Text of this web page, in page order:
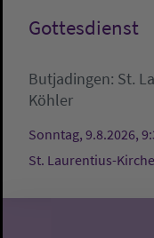
Gottesdienst
Butjadingen: St.
Köhler
Sonntag, 9.8.2026,
St. Laurentius-